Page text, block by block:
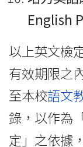
English
以上英文檢
有效期限之
至本校語文
錄，以作為
定」之依據